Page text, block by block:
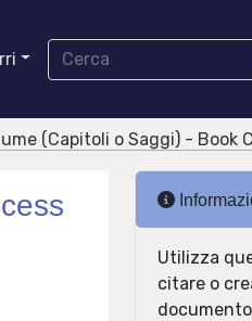
(Capitoli o Saggi) - Book
Utilizza
citare o